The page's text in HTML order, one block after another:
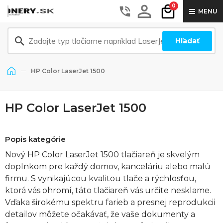
0
MENU
Hľadať
HP Color LaserJet 1500
HP Color LaserJet 1500
Popis kategórie
Nový HP Color LaserJet 1500 tlačiareň je skvelým
doplnkom pre každý domov, kanceláriu alebo malú
firmu. S vynikajúcou kvalitou tlače a rýchlosťou,
ktorá vás ohromí, táto tlačiareň vás určite nesklame.
Vďaka širokému spektru farieb a presnej reprodukcii
detailov môžete očakávať, že vaše dokumenty a